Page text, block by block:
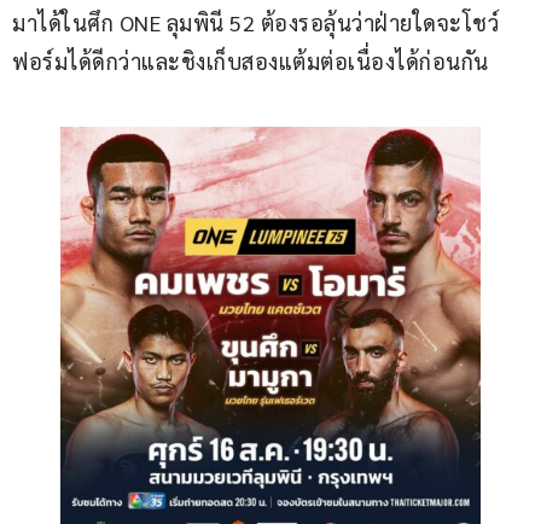
มาได้ในศึก ONE ลุมพินี 52 ต้องรอลุ้นว่าฝ่ายใดจะโชว์
ฟอร์มได้ดีกว่าและชิงเก็บสองแต้มต่อเนื่องได้ก่อนกัน